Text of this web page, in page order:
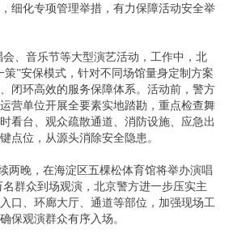
细化专项管理举措，有力保障活动安全举
会、音乐节等大型演艺活动，工作中，北
策”安保模式，针对不同场馆量身定制方案
闭环高效的服务保障体系。活动前，警方
营单位开展全要素实地踏勘，重点检查舞
看台、观众疏散通道、消防设施、应急出
点位，从源头消除安全隐患。
两晚，在海淀区五棵松体育馆将举办演唱
群众到场观演，北京警方进一步压实主
口、环廊大厅、通道等部位，加强现场工
保观演群众有序入场。